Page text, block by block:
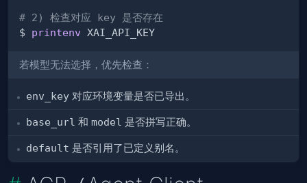
# 2) 检查对应 key 是否存在
$ printenv
若模型无法选择，优先检查：
env_key 对应环境变量是否已导出。
base_url 和 model 是否拼写正确。
default 是否引用了已定义别名。